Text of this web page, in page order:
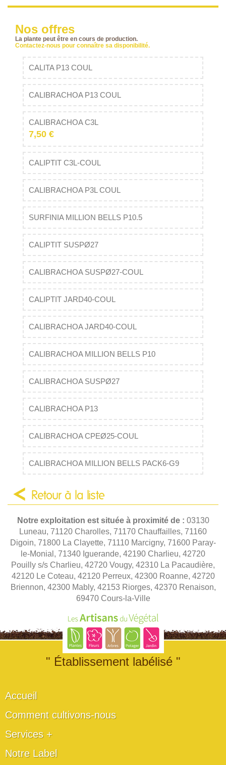
Nos offres
La plante peut être en cours de production.
Contactez-nous pour connaître sa disponibilité.
CALITA P13 COUL
CALIBRACHOA P13 COUL
CALIBRACHOA C3L
7,50 €
CALIPTIT C3L-COUL
CALIBRACHOA P3L COUL
SURFINIA MILLION BELLS P10.5
CALIPTIT SUSPØ27
CALIBRACHOA SUSPØ27-COUL
CALIPTIT JARD40-COUL
CALIBRACHOA JARD40-COUL
CALIBRACHOA MILLION BELLS P10
CALIBRACHOA SUSPØ27
CALIBRACHOA P13
CALIBRACHOA CPEØ25-COUL
CALIBRACHOA MILLION BELLS PACK6-G9
Retour à la liste
Notre exploitation est située à proximité de : 03130
Luneau, 71120 Charolles, 71170 Chauffailles, 71160
Digoin, 71800 La Clayette, 71110 Marcigny, 71600 Paray-
le-Monial, 71340 Iguerande, 42190 Charlieu, 42720
Pouilly s/s Charlieu, 42720 Vougy, 42310 La Pacaudière,
42120 Le Coteau, 42120 Perreux, 42300 Roanne, 42720
Briennon, 42300 Mably, 42153 Riorges, 42370 Renaison,
69470 Cours-la-Ville
" Établissement labélisé "
Accueil
Comment cultivons-nous
Services +
Notre Label